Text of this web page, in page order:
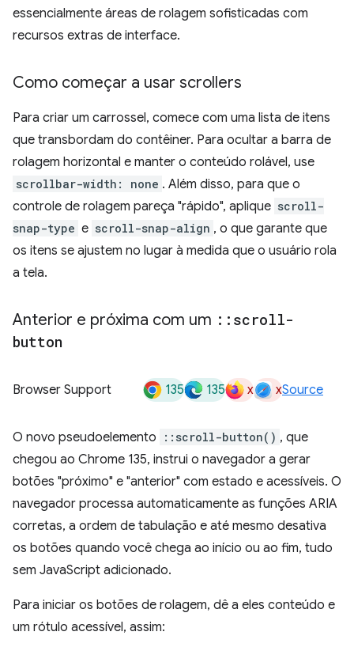
essencialmente áreas de rolagem sofisticadas com
recursos extras de interface.
Como começar a usar scrollers
Para criar um carrossel, comece com uma lista de itens
que transbordam do contêiner. Para ocultar a barra de
rolagem horizontal e manter o conteúdo rolável, use
scrollbar-width: none . Além disso, para que o
controle de rolagem pareça "rápido", aplique scroll-
snap-type e scroll-snap-align , o que garante que
os itens se ajustem no lugar à medida que o usuário rola
a tela.
Anterior e próxima com um :: scroll-
button
Browser Support 135 135 x xSource
O novo pseudoelemento ::scroll-button() , que
chegou ao Chrome 135, instrui o navegador a gerar
botões "próximo" e "anterior" com estado e acessíveis. O
navegador processa automaticamente as funções ARIA
corretas, a ordem de tabulação e até mesmo desativa
os botões quando você chega ao início ou ao fim, tudo
sem JavaScript adicionado.
Para iniciar os botões de rolagem, dê a eles conteúdo e
um rótulo acessível, assim: